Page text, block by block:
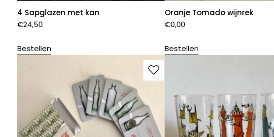
4 Sapglazen met kan
€24,50
Bestellen
Oranje Tomado wijnrek
€0,00
Bestellen